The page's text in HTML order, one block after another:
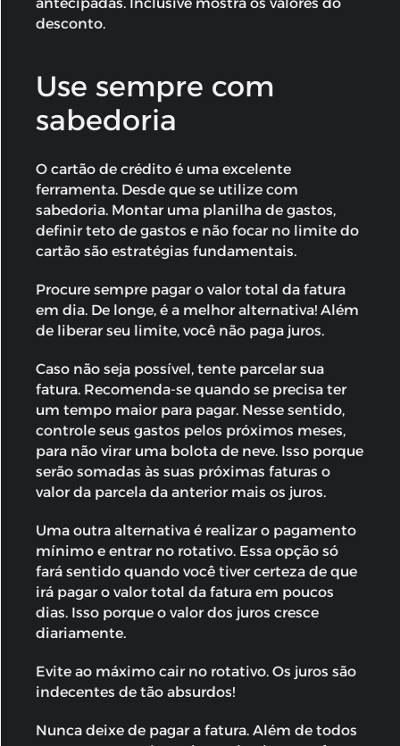
desconto.
Use sempre com
sabedoria
O cartão de crédito é uma excelente
ferramenta. Desde que se utilize com
sabedoria. Montar uma planilha de gastos,
definir teto de gastos e não focar no limite do
cartão são estratégias fundamentais.
Procure sempre pagar o valor total da fatura
em dia. De longe, é a melhor alternativa! Além
de liberar seu limite, você não paga juros.
Caso não seja possível, tente parcelar sua
fatura. Recomenda-se quando se precisa ter
um tempo maior para pagar. Nesse sentido,
controle seus gastos pelos próximos meses,
para não virar uma bolota de neve. Isso porque
serão somadas às suas próximas faturas o
valor da parcela da anterior mais os juros.
Uma outra alternativa é realizar o pagamento
mínimo e entrar no rotativo. Essa opção só
fará sentido quando você tiver certeza de que
irá pagar o valor total da fatura em poucos
dias. Isso porque o valor dos juros cresce
diariamente.
Evite ao máximo cair no rotativo. Os juros são
indecentes de tão absurdos!
Nunca deixe de pagar a fatura. Além de todos